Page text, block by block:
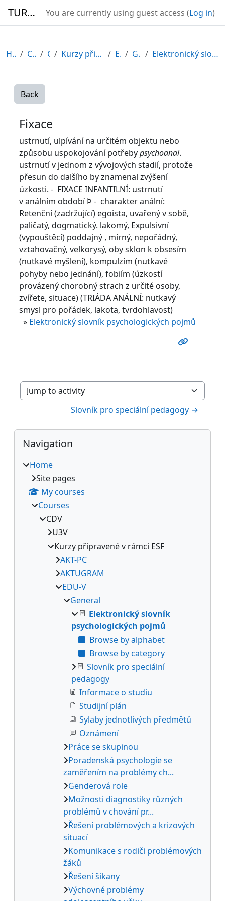
TURBO You are currently using guest access (Log in)
Home Courses CDV Kurzy připravené v rámci ESF EDU-V General Elektronický slovník psychologických pojmů
Back
Fixace
ustrnutí, ulpívání na určitém objektu nebo
způsobu uspokojování potřebypsychoanal.
ustrnutí v jednom z vývojových stadií, protože
přesun do dalšího by znamenal zvýšení
úzkosti. - FIXACE INFANTILNÍ: ustrnutí
v análním období Þ - charakter anální:
Retenční (zadržující) egoista, uvařený v sobě,
paličatý, dogmatický. lakomý, Expulsivní
(vypouštěcí) poddajný , mírný, nepořádný,
vztahovačný, velkorysý, oby sklon k obsesím
(nutkavé myšlení), kompulzím (nutkavé
pohyby nebo jednání), fobiím (úzkostí
provázený chorobný strach z určité osoby,
zvířete, situace) (TRIÁDA ANÁLNÍ: nutkavý
smysl pro pořádek, lakota, tvrdohlavost)
» Elektronický slovník psychologických pojmů
Jump to activity
Slovník pro speciální pedagogy →
Blocks
Skip Navigation
Navigation
Home
Site pages
My courses
Courses
CDV
U3V
Kurzy připravené v rámci ESF
AKT-PC
AKTUGRAM
EDU-V
General
Elektronický slovník
psychologických pojmů
Browse by alphabet
Browse by category
Slovník pro speciální
pedagogy
Informace o studiu
Studijní plán
Sylaby jednotlivých předmětů
Oznámení
Práce se skupinou
Poradenská psychologie se
zaměřením na problémy ch...
Genderová role
Možnosti diagnostiky různých
problémů v chování pr...
Řešení problémových a krizových
situací
Komunikace s rodiči problémových
žáků
Řešení šikany
Výchovné problémy